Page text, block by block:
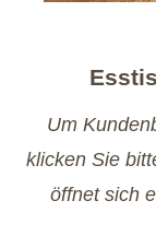
Um
klicken Sie
öffnet sich